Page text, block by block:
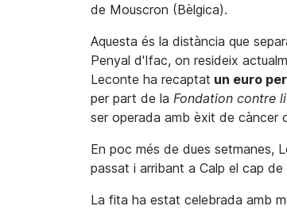
de Mouscron (Bèlgica).
Aquesta és la distància que
Penyal d'Ifac, on resideix
Leconte ha recaptat un euro
per part de la Fondation contre
ser operada amb èxit de càncer
En poc més de dues setmanes,
passat i arribant a Calp el cap
La fita ha estat celebrada amb